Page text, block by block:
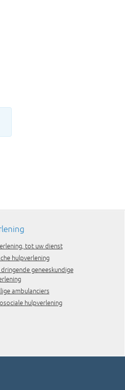
tot uw dienst
hulpverlening
dringende geneeskundige
ambulanciers
hulpverlening